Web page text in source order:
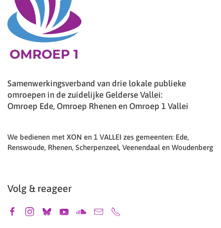
Samenwerkingsverband van drie lokale publieke
omroepen in de zuidelijke Gelderse Vallei:
Omroep Ede, Omroep Rhenen en Omroep 1 Vallei
We bedienen met XON en 1 VALLEI zes gemeenten: Ede,
Renswoude, Rhenen, Scherpenzeel, Veenendaal en Woudenberg
Volg & reageer